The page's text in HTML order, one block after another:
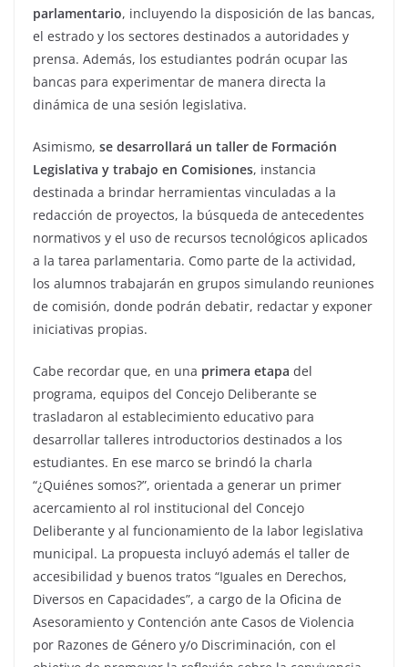
parlamentario, incluyendo la disposición de las bancas,
el estrado y los sectores destinados a autoridades y
prensa. Además, los estudiantes podrán ocupar las
bancas para experimentar de manera directa la
dinámica de una sesión legislativa.
Asimismo, se desarrollará un taller de Formación
Legislativa y trabajo en Comisiones, instancia
destinada a brindar herramientas vinculadas a la
redacción de proyectos, la búsqueda de antecedentes
normativos y el uso de recursos tecnológicos aplicados
a la tarea parlamentaria. Como parte de la actividad,
los alumnos trabajarán en grupos simulando reuniones
de comisión, donde podrán debatir, redactar y exponer
iniciativas propias.
Cabe recordar que, en una primera etapa del
programa, equipos del Concejo Deliberante se
trasladaron al establecimiento educativo para
desarrollar talleres introductorios destinados a los
estudiantes. En ese marco se brindó la charla
“¿Quiénes somos?”, orientada a generar un primer
acercamiento al rol institucional del Concejo
Deliberante y al funcionamiento de la labor legislativa
municipal. La propuesta incluyó además el taller de
accesibilidad y buenos tratos “Iguales en Derechos,
Diversos en Capacidades”, a cargo de la Oficina de
Asesoramiento y Contención ante Casos de Violencia
por Razones de Género y/o Discriminación, con el